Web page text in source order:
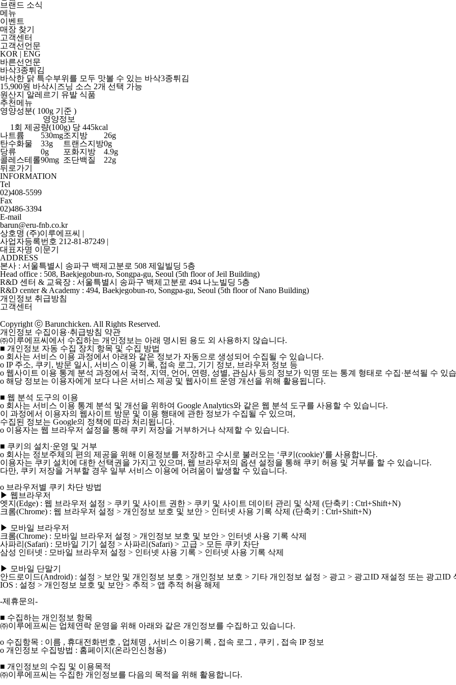
브랜드 소식
메뉴
이벤트
매장 찾기
고객센터
고객선언문
KOR | ENG
바른선언문
바삭3종튀김
바삭한 닭 특수부위를 모두 맛볼 수 있는 바삭3종튀김
15,900원 바삭시즈닝 소스 2개 선택 가능
원산지
알레르기 유발 식품
추천메뉴
영양성분( 100g 기준 )
영양정보
1회 제공량(100g) 당 445kcal
나트륨
530mg조지방
26g
탄수화물
33g 트랜스지방0g
당류
0g 포화지방
4.9g
콜레스테롤90mg 조단백질
22g
뒤로가기
INFORMATION
Tel
02)408-5599
Fax
02)486-3394
E-mail
barun@eru-fnb.co.kr
상호명 (주)이루에프씨 |
사업자등록번호 212-81-87249 |
대표자명 이문기
ADDRESS
본사 : 서울특별시 송파구 백제고분로 508 제일빌딩 5층
Head office : 508, Baekjegobun-ro, Songpa-gu, Seoul (5th floor of Jeil Building)
R&D 센터 & 교육장 : 서울특별시 송파구 백제고분로 494 나노빌딩 5층
R&D center & Academy : 494, Baekjegobun-ro, Songpa-gu, Seoul (5th floor of Nano Building)
개인정보 취급방침
고객센터
Copyright ⓒ Barunchicken. All Rights Reserved.
개인정보 수집이용·취급방침 약관
㈜이루에프씨에서 수집하는 개인정보는 아래 명시된 용도 외 사용하지 않습니다.
■ 개인정보 자동 수집 장치 항목 및 수집 방법
ο 회사는 서비스 이용 과정에서 아래와 같은 정보가 자동으로 생성되어 수집될 수 있습니다.
ο IP 주소, 쿠키, 방문 일시, 서비스 이용 기록, 접속 로그, 기기 정보, 브라우저 정보 등
ο 웹사이트 이용 통계 분석 과정에서 국적, 지역, 언어, 연령, 성별, 관심사 등의 정보가 익명 또는 통계 형태로 수집·분석될 수 있
ο 해당 정보는 이용자에게 보다 나은 서비스 제공 및 웹사이트 운영 개선을 위해 활용됩니다.
■ 웹 분석 도구의 이용
ο 회사는 서비스 이용 통계 분석 및 개선을 위하여 Google Analytics와 같은 웹 분석 도구를 사용할 수 있습니다.
이 과정에서 이용자의 웹사이트 방문 및 이용 행태에 관한 정보가 수집될 수 있으며,
수집된 정보는 Google의 정책에 따라 처리됩니다.
ο 이용자는 웹 브라우저 설정을 통해 쿠키 저장을 거부하거나 삭제할 수 있습니다.
■ 쿠키의 설치·운영 및 거부
ο 회사는 정보주체의 편의 제공을 위해 이용정보를 저장하고 수시로 불러오는 ‘쿠키(cookie)’를 사용합니다.
이용자는 쿠키 설치에 대한 선택권을 가지고 있으며, 웹 브라우저의 옵션 설정을 통해 쿠키 허용 및 거부를 할 수 있습니다.
다만, 쿠키 저장을 거부할 경우 일부 서비스 이용에 어려움이 발생할 수 있습니다.
ο 브라우저별 쿠키 차단 방법
▶ 웹브라우저
엣지(Edge) : 웹 브라우저 설정 > 쿠키 및 사이트 권한 > 쿠키 및 사이트 데이터 관리 및 삭제 (단축키 : Ctrl+Shift+N)
크롬(Chrome) : 웹 브라우저 설정 > 개인정보 보호 및 보안 > 인터넷 사용 기록 삭제 (단축키 : Ctrl+Shift+N)
▶ 모바일 브라우저
크롬(Chrome) : 모바일 브라우저 설정 > 개인정보 보호 및 보안 > 인터넷 사용 기록 삭제
사파리(Safari) : 모바일 기기 설정 > 사파리(Safari) > 고급 > 모든 쿠키 차단
삼성 인터넷 : 모바일 브라우저 설정 > 인터넷 사용 기록 > 인터넷 사용 기록 삭제
▶ 모바일 단말기
안드로이드(Android) : 설정 > 보안 및 개인정보 보호 > 개인정보 보호 > 기타 개인정보 설정 > 광고 > 광고ID 재설정 또는 광고ID
IOS : 설정 > 개인정보 보호 및 보안 > 추적 > 앱 추적 허용 해제
-제휴문의-
■ 수집하는 개인정보 항목
㈜이루에프씨는 업체연락 운영을 위해 아래와 같은 개인정보를 수집하고 있습니다.
ο 수집항목 : 이름 , 휴대전화번호 , 업체명 , 서비스 이용기록 , 접속 로그 , 쿠키 , 접속 IP 정보
ο 개인정보 수집방법 : 홈페이지(온라인신청용)
■ 개인정보의 수집 및 이용목적
㈜이루에프씨는 수집한 개인정보를 다음의 목적을 위해 활용합니다.